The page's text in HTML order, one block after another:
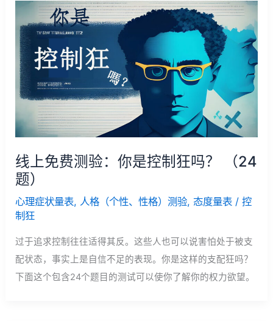
线上免费测验：你是控制狂吗？ （24
题）
心理症状量表, 人格（个性、性格）测验, 态度量表 /控
制狂
过于追求控制往往适得其反。这些人也可以说害怕处于被支
配状态，事实上是自信不足的表现。你是这样的支配狂吗？
下面这个包含24个题目的测试可以使你了解你的权力欲望。